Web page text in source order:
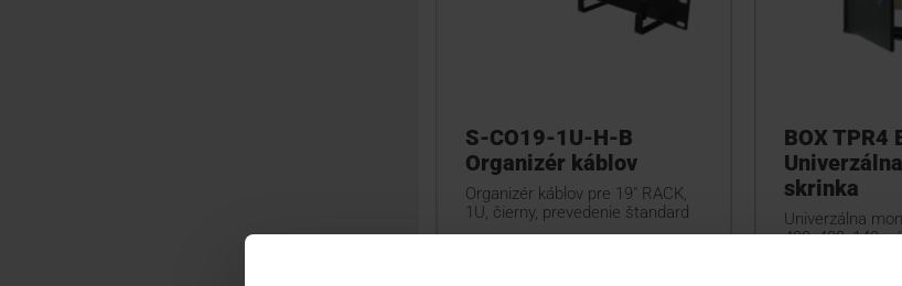
S-CO19-1U-H-B
Organizér káblov
Organizér káblov pre 19" RACK,
1U, čierny, prevedenie štandard
BOX TPR4
skrinka
Univerzálna
400x400x140,